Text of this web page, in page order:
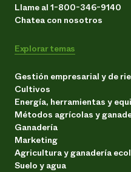
Llame al 1-800-346-9140
Chatea con nosotros
Explorar temas
Gestión empresarial y de
Cultivos
Energía, herramientas y
Métodos agrícolas y
Ganadería
Marketing
Agricultura y ganadería
Suelo y agua